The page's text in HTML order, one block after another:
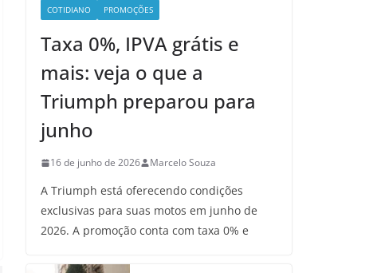
COTIDIANO PROMOÇÕES
Taxa 0%, IPVA grátis e
mais: veja o que a
Triumph preparou para
junho
16 de junho de 2026 Marcelo Souza
A Triumph está oferecendo condições
exclusivas para suas motos em junho de
2026. A promoção conta com taxa 0% e